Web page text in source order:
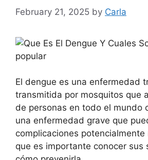
February 21, 2025 by Carla
El dengue es una enfermedad
transmitida por mosquitos que
de personas en todo el mundo
una enfermedad grave que
complicaciones
que es importante conocer sus